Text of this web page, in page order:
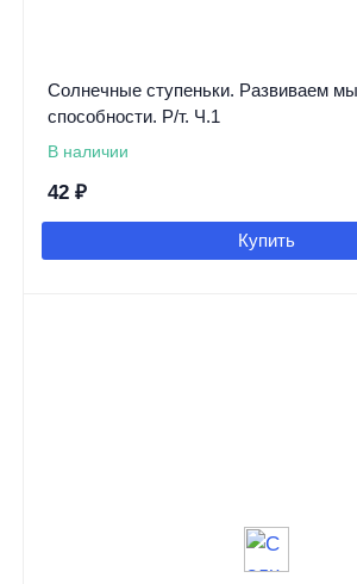
Солнечные ступеньки. Развиваем
способности. Р/т. Ч.1
В наличии
42 ₽
Купить